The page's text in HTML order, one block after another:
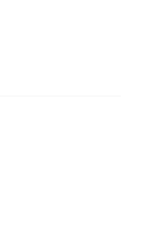
setiap daerah